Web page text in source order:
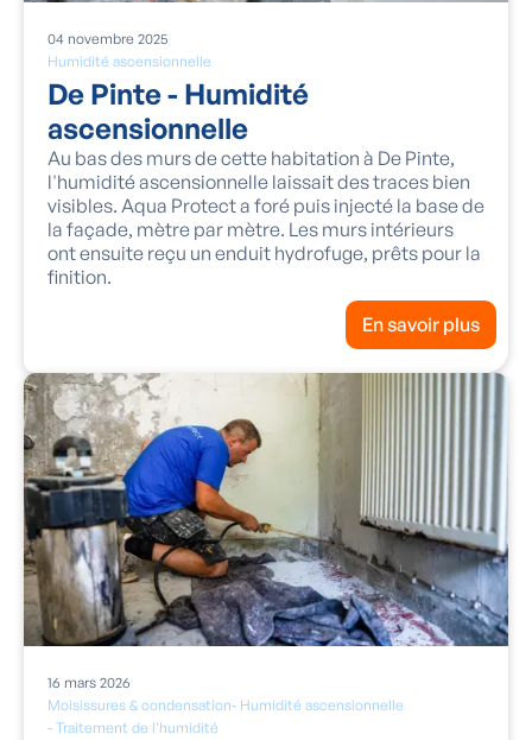
Humidité ascensionnelle
04 novembre 2025
De Pinte - Humidité
ascensionnelle
Au bas des murs de cette habitation à De Pinte,
l'humidité ascensionnelle laissait des traces bien
visibles. Aqua Protect a foré puis injecté la base de
la façade, mètre par mètre. Les murs intérieurs
ont ensuite reçu un enduit hydrofuge, prêts pour la
finition.
En savoir plus
Moisissures & condensation- Humidité ascensionnelle
- Traitement de l'humidité
16 mars 2026